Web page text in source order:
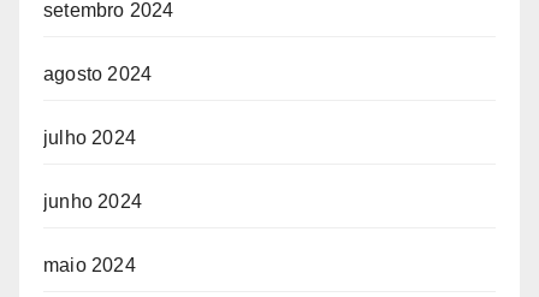
setembro 2024
agosto 2024
julho 2024
junho 2024
maio 2024